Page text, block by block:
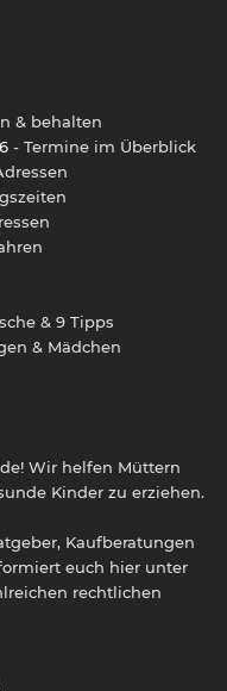
& behalten
- Termine im Überblick
& 9 Tipps
& Mädchen
Wir helfen Müttern
Kinder zu erziehen.
Kaufberatungen
euch hier unter
rechtlichen